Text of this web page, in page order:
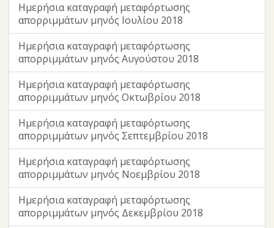
Ημερήσια καταγραφή μεταφόρτωσης
απορριμμάτων μηνός Ιουλίου 2018
Ημερήσια καταγραφή μεταφόρτωσης
απορριμμάτων μηνός Αυγούστου 2018
Ημερήσια καταγραφή μεταφόρτωσης
απορριμμάτων μηνός Οκτωβρίου 2018
Ημερήσια καταγραφή μεταφόρτωσης
απορριμμάτων μηνός Σεπτεμβρίου 2018
Ημερήσια καταγραφή μεταφόρτωσης
απορριμμάτων μηνός Νοεμβρίου 2018
Ημερήσια καταγραφή μεταφόρτωσης
απορριμμάτων μηνός Δεκεμβρίου 2018